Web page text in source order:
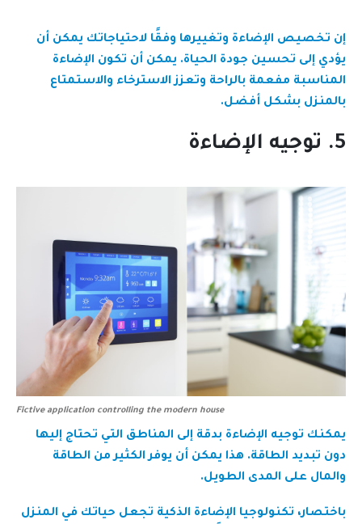
إن تخصيص الإضاءة وتغييرها وفقًا لاحتياجاتك يمكن أن
يؤدي إلى تحسين جودة الحياة. يمكن أن تكون الإضاءة
المناسبة مفعمة بالراحة وتعزز الاسترخاء والاستمتاع
بالمنزل بشكل أفضل.
5. توجيه الإضاءة
Fictive application controlling the modern house
يمكنك توجيه الإضاءة بدقة إلى المناطق التي تحتاج إليها
دون تبديد الطاقة. هذا يمكن أن يوفر الكثير من الطاقة
والمال على المدى الطويل.
باختصار، تكنولوجيا الإضاءة الذكية تجعل حياتك في المنزل